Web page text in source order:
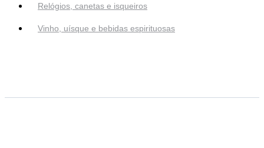
Relógios, canetas e isqueiros
Vinho, uísque e bebidas espirituosas